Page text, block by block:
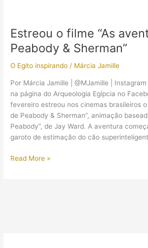
Estreou o filme “As
Peabody & Sherman”
O Egito inspirando / Márcia Jamille
Por Márcia Jamille | @MJamille |
na página do Arqueologia Egípcia no
fevereiro estreou nos cinemas brasileiros
de Peabody & Sherman”, animação
Peabody”, de Jay Ward. A aventura
garoto de estimação do cão
Estreou
Read More »